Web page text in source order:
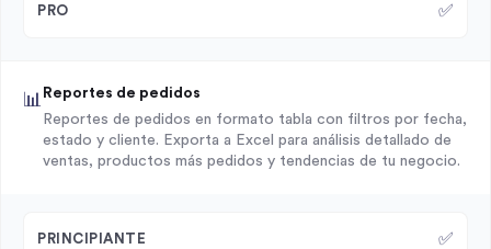
PRO ✅
📊 Reportes de pedidos
Reportes de pedidos en formato tabla con filtros por fecha,
estado y cliente. Exporta a Excel para análisis detallado de
ventas, productos más pedidos y tendencias de tu negocio.
PRINCIPIANTE ✅